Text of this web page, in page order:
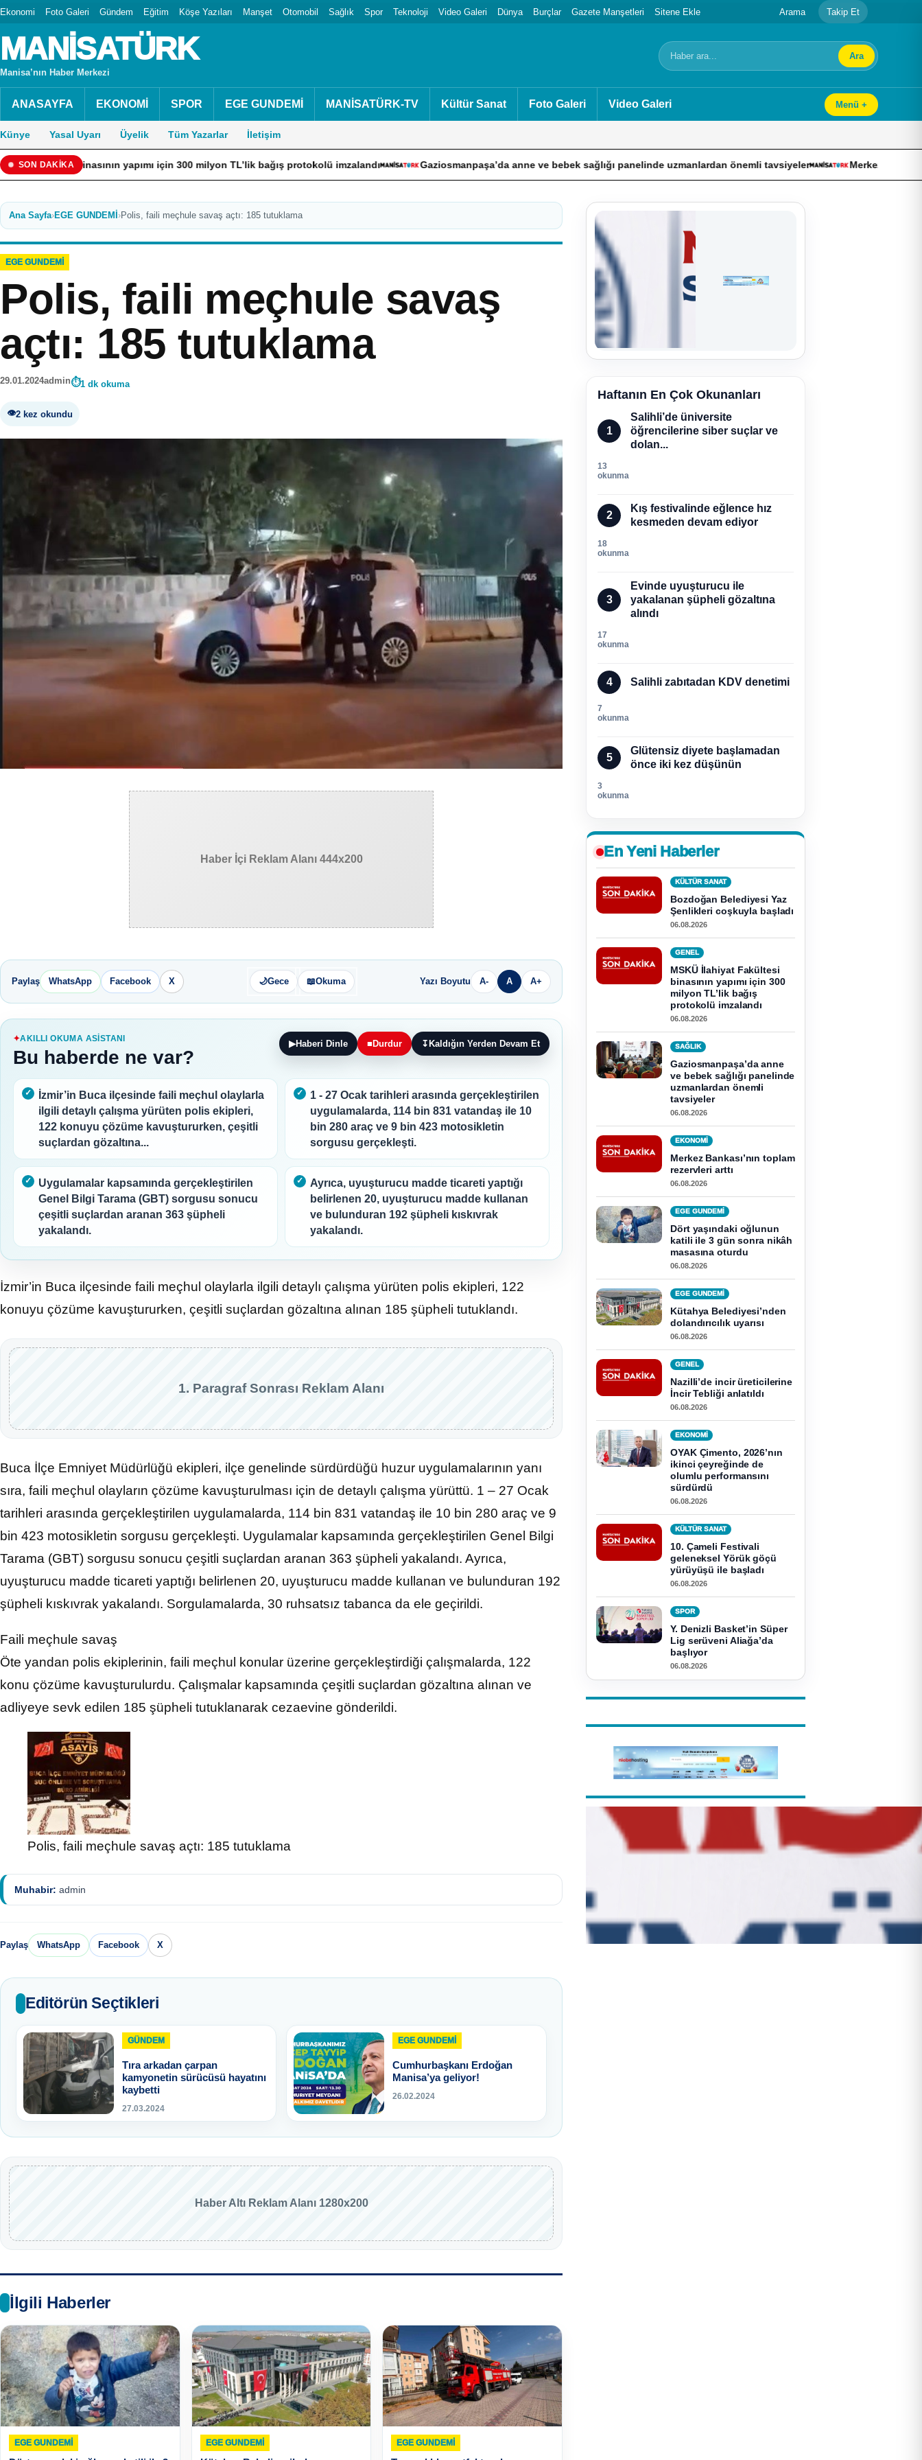
Ekonomi Foto Galeri Gündem Eğitim Köşe Yazıları Manşet Otomobil Sağlık Spor Teknoloji Video Galeri Dünya Burçlar Gazete Manşetleri Sitene Ekle Arama Takip Et
MANİSATÜRK
Manisa’nın Haber Merkezi
Arama Ara
ANASAYFA EKONOMİ SPOR EGE GUNDEMİ MANİSATÜRK-TV Kültür Sanat Foto Galeri Video Galeri Menü +
Künye Yasal Uyarı Üyelik Tüm Yazarlar İletişim
SON DAKİKA
yapımı için 300 milyon TL’lik bağış protokolü imzalandı Gaziosmanpaşa’da anne ve bebek sağlığı panelinde uzmanlardan önemli tavsiyeler Merkez Bankası’nın toplam
Ana Sayfa›EGE GUNDEMİ ›Polis, faili meçhule savaş açtı: 185 tutuklama
EGE GUNDEMİ
Polis, faili meçhule savaş
açtı: 185 tutuklama
29.01.2024admin 1 dk okuma
2 kez okundu
Haber İçi Reklam Alanı 444x200
Paylaş WhatsApp Facebook X 🌙Gece 📖Okuma Yazı Boyutu A- A A+
AKILLI OKUMA ASISTANI
Bu haberde ne var?
▶Haberi Dinle ■ Durdur ↧ Kaldığın Yerden Devam Et
İzmir’in Buca ilçesinde faili meçhul olaylarla
ilgili detaylı çalışma yürüten polis ekipleri,
122 konuyu çözüme kavuştururken, çeşitli
suçlardan gözaltına...
1 - 27 Ocak tarihleri arasında gerçekleştirilen
uygulamalarda, 114 bin 831 vatandaş ile 10
bin 280 araç ve 9 bin 423 motosikletin
sorgusu gerçekleşti.
Uygulamalar kapsamında gerçekleştirilen
Genel Bilgi Tarama (GBT) sorgusu sonucu
çeşitli suçlardan aranan 363 şüpheli
yakalandı.
Ayrıca, uyuşturucu madde ticareti yaptığı
belirlenen 20, uyuşturucu madde kullanan
ve bulunduran 192 şüpheli kıskıvrak
yakalandı.
İzmir’in Buca ilçesinde faili meçhul olaylarla ilgili detaylı çalışma yürüten polis ekipleri, 122
konuyu çözüme kavuştururken, çeşitli suçlardan gözaltına alınan 185 şüpheli tutuklandı.
1. Paragraf Sonrası Reklam Alanı
Buca İlçe Emniyet Müdürlüğü ekipleri, ilçe genelinde sürdürdüğü huzur uygulamalarının yanı
sıra, faili meçhul olayların çözüme kavuşturulması için de detaylı çalışma yürüttü. 1 – 27 Ocak
tarihleri arasında gerçekleştirilen uygulamalarda, 114 bin 831 vatandaş ile 10 bin 280 araç ve 9
bin 423 motosikletin sorgusu gerçekleşti. Uygulamalar kapsamında gerçekleştirilen Genel Bilgi
Tarama (GBT) sorgusu sonucu çeşitli suçlardan aranan 363 şüpheli yakalandı. Ayrıca,
uyuşturucu madde ticareti yaptığı belirlenen 20, uyuşturucu madde kullanan ve bulunduran 192
şüpheli kıskıvrak yakalandı. Sorgulamalarda, 30 ruhsatsız tabanca da ele geçirildi.
Faili meçhule savaş
Öte yandan polis ekiplerinin, faili meçhul konular üzerine gerçekleştirdiği çalışmalarda, 122
konu çözüme kavuşturulurdu. Çalışmalar kapsamında çeşitli suçlardan gözaltına alınan ve
adliyeye sevk edilen 185 şüpheli tutuklanarak cezaevine gönderildi.
Polis, faili meçhule savaş açtı: 185 tutuklama
Muhabir: admin
Paylaş WhatsApp Facebook X
Editörün Seçtikleri
GÜNDEM
Tıra arkadan çarpan
kamyonetin sürücüsü hayatını
kaybetti
27.03.2024
EGE GUNDEMİ
Cumhurbaşkanı Erdoğan
Manisa’ya geliyor!
26.02.2024
Haber Altı Reklam Alanı 1280x200
İlgili Haberler
EGE GUNDEMİ EGE GUNDEMİ EGE GUNDEMİ
Haftanın En Çok Okunanları
1
Salihli’de üniversite
öğrencilerine siber suçlar ve
dolan...
13
okunma
2
Kış festivalinde eğlence hız
kesmeden devam ediyor
18
okunma
3
Evinde uyuşturucu ile
yakalanan şüpheli gözaltına
alındı
17
okunma
4 Salihli zabıtadan KDV denetimi
7
okunma
5
Glütensiz diyete başlamadan
önce iki kez düşünün
3
okunma
En Yeni Haberler
KÜLTÜR SANAT
Bozdoğan Belediyesi Yaz
Şenlikleri coşkuyla başladı
06.08.2026
GENEL
MSKÜ İlahiyat Fakültesi
binasının yapımı için 300
milyon TL’lik bağış
protokolü imzalandı
06.08.2026
SAĞLIK
Gaziosmanpaşa’da anne
ve bebek sağlığı panelinde
uzmanlardan önemli
tavsiyeler
06.08.2026
EKONOMI
Merkez Bankası’nın toplam
rezervleri arttı
06.08.2026
EGE GUNDEMİ
Dört yaşındaki oğlunun
katili ile 3 gün sonra nikâh
masasına oturdu
06.08.2026
EGE GUNDEMİ
Kütahya Belediyesi’nden
dolandırıcılık uyarısı
06.08.2026
GENEL
Nazilli’de incir üreticilerine
İncir Tebliği anlatıldı
06.08.2026
EKONOMI
OYAK Çimento, 2026’nın
ikinci çeyreğinde de
olumlu performansını
sürdürdü
06.08.2026
KÜLTÜR SANAT
10. Çameli Festivali
geleneksel Yörük göçü
yürüyüşü ile başladı
06.08.2026
SPOR
Y. Denizli Basket’in Süper
Lig serüveni Aliağa’da
başlıyor
06.08.2026